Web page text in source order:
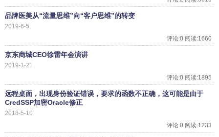
品牌医美从“流量思维”向“客户思维”的转变
2019-6-5
评论:0 阅读:1660
京东商城CEO徐雷年会演讲
2019-1-21
评论:0 阅读:1895
远程桌面，出现身份验证错误，要求的函数不正确，这可能是由于
CredSSP加密Oracle修正
2018-5-10
评论:0 阅读:1233